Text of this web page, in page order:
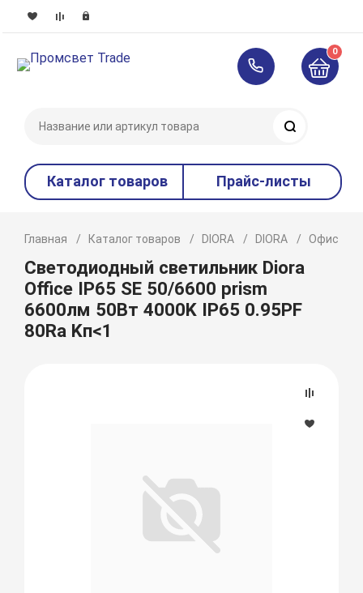
0
Каталог товаров Прайс-листы
Главная Каталог товаров DIORA DIORA Офисное
Светодиодный светильник Diora
Office IP65 SE 50/6600 prism
6600лм 50Вт 4000K IP65 0.95PF
80Ra Kп<1